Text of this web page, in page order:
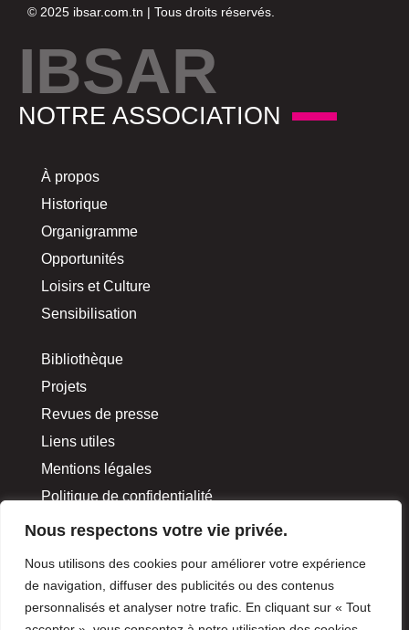
Nous respectons votre vie privée.
Nous utilisons des cookies pour améliorer votre expérience
de navigation, diffuser des publicités ou des contenus
personnalisés et analyser notre trafic. En cliquant sur « Tout
© 2025 ibsar.com.tn | Tous droits réservés.
IBSAR
NOTRE ASSOCIATION
À propos
Historique
Organigramme
Opportunités
Loisirs et Culture
Sensibilisation
Bibliothèque
Projets
Revues de presse
Liens utiles
Mentions légales
Politique de confidentialité
IBSAR
NOUS JOINDRE